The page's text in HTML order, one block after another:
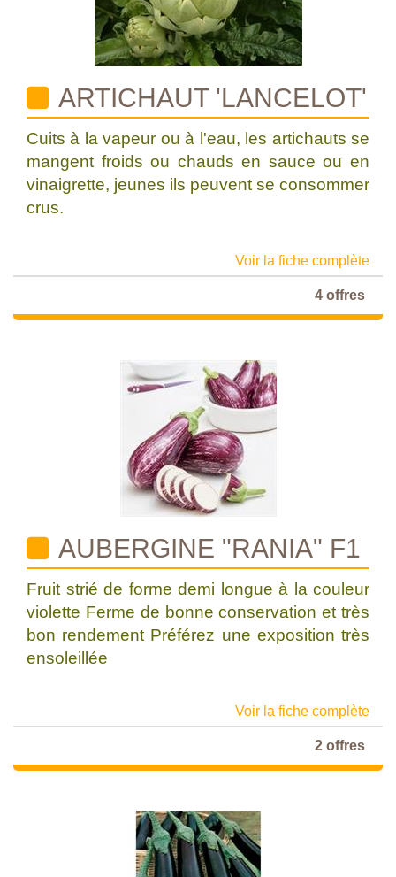
ARTICHAUT 'LANCELOT'
Cuits à la vapeur ou à l'eau, les artichauts se
mangent froids ou chauds en sauce ou en
vinaigrette, jeunes ils peuvent se consommer
crus.
Voir la fiche complète
4 offres
AUBERGINE "RANIA" F1
Fruit strié de forme demi longue à la couleur
violette Ferme de bonne conservation et très
bon rendement Préférez une exposition très
ensoleillée
Voir la fiche complète
2 offres